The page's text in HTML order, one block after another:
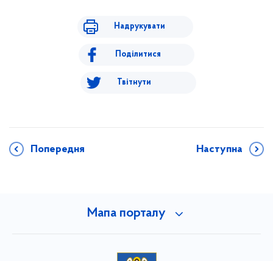
Надрукувати
Поділитися
Твітнути
Попередня Наступна
Мапа порталу